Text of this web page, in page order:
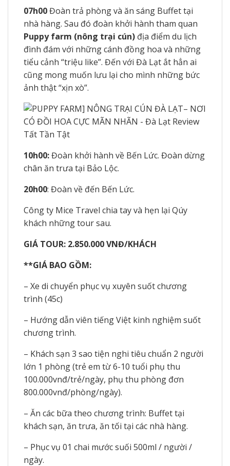
07h00Đoàn trả phòng và ăn sáng Buffet tại
nhà hàng. Sau đó đoàn khởi hành tham quan
Puppy farm (nông trại cún) địa điểm du lịch
đình đám với những cánh đồng hoa và những
tiểu cảnh “triệu like”. Đến với Đà Lạt ắt hẳn ai
cũng mong muốn lưu lại cho mình những bức
ảnh thật “xịn xò”.
10h00:Đoàn khởi hành về Bến Lức. Đoàn dừng
chân ăn trưa tại Bảo Lộc.
20h00: Đoàn về đến Bến Lức.
Công ty Mice Travel chia tay và hẹn lại Qúy
khách những tour sau.
GIÁ TOUR: 2.850.000 VNĐ/KHÁCH
**GIÁ BAO GỒM:
– Xe di chuyển phục vụ xuyên suốt chương
trình (45c)
– Hướng dẫn viên tiếng Việt kinh nghiệm suốt
chương trình.
– Khách sạn 3 sao tiện nghi tiêu chuẩn 2 người
lớn 1 phòng (trẻ em từ 6-10 tuổi phụ thu
100.000vnđ/trẻ/ngày, phụ thu phòng đơn
800.000vnđ/phòng/ngày).
– Ăn các bữa theo chương trình: Buffet tại
khách sạn, ăn trưa, ăn tối tại các nhà hàng.
– Phục vụ 01 chai mước suối 500ml / người /
ngày.